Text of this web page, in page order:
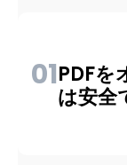
01PDFを
は安全